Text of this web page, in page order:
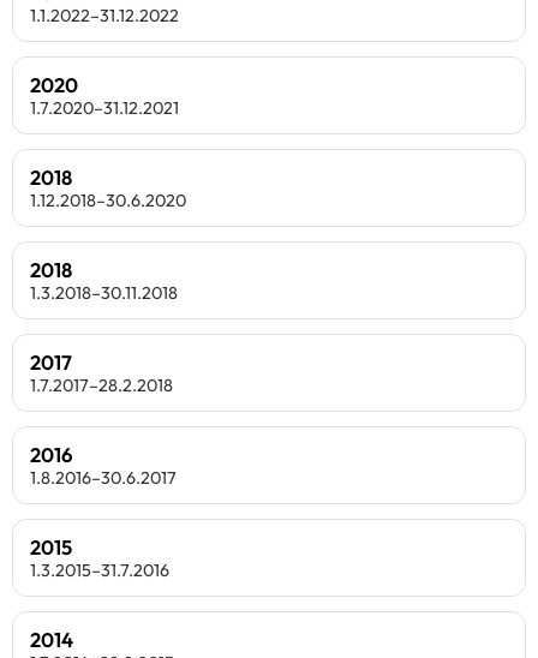
1.1.2022–31.12.2022
2020
1.7.2020–31.12.2021
2018
1.12.2018–30.6.2020
2018
1.3.2018–30.11.2018
2017
1.7.2017–28.2.2018
2016
1.8.2016–30.6.2017
2015
1.3.2015–31.7.2016
2014